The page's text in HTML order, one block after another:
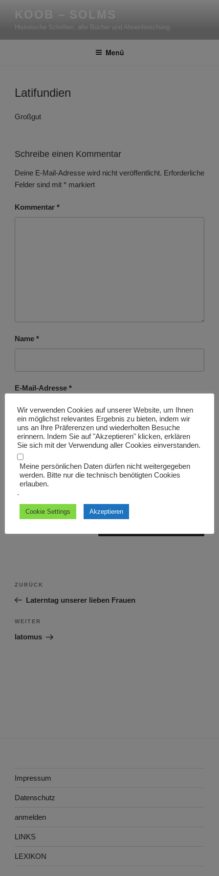
Inhalt
springen
KOOB – SOLMS
Historische Schriften, alte Bücher und Ahnenforschung
Menü
Latifundien
Großgut
Schreibe einen Kommentar
Deine E-Mail-Adresse wird nicht veröffentlicht. Erforderliche
Felder sind mit * markiert
Kommentar *
Name *
E-Mail-Adresse *
Website
Name, E-Mail-Adresse und Website in diesem Browser
Beitragsnavigation
Vorheriger
Beitrag
ZURÜCK
Laterntag unserer lieben Frauen
Nächster
Beitrag
WEITER
latomus
Impressum
Datenschutz
anmelden
LINKS
LEXIKON
Wir verwenden Cookies auf unserer Website, um Ihnen
ein möglichst relevantes Ergebnis zu bieten, indem wir
uns an Ihre Präferenzen und wiederholten Besuche
erinnern. Indem Sie auf "Akzeptieren" klicken, erklären
Sie sich mit der Verwendung aller Cookies einverstanden.
Meine persönlichen Daten dürfen nicht weitergegeben
werden. Bitte nur die technisch benötigten Cookies
erlauben.
.
Cookie Settings Akzeptieren